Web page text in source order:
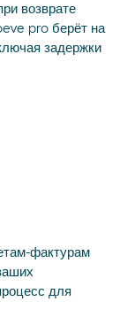
возврате
pro берёт на
задержки
фактурам
для